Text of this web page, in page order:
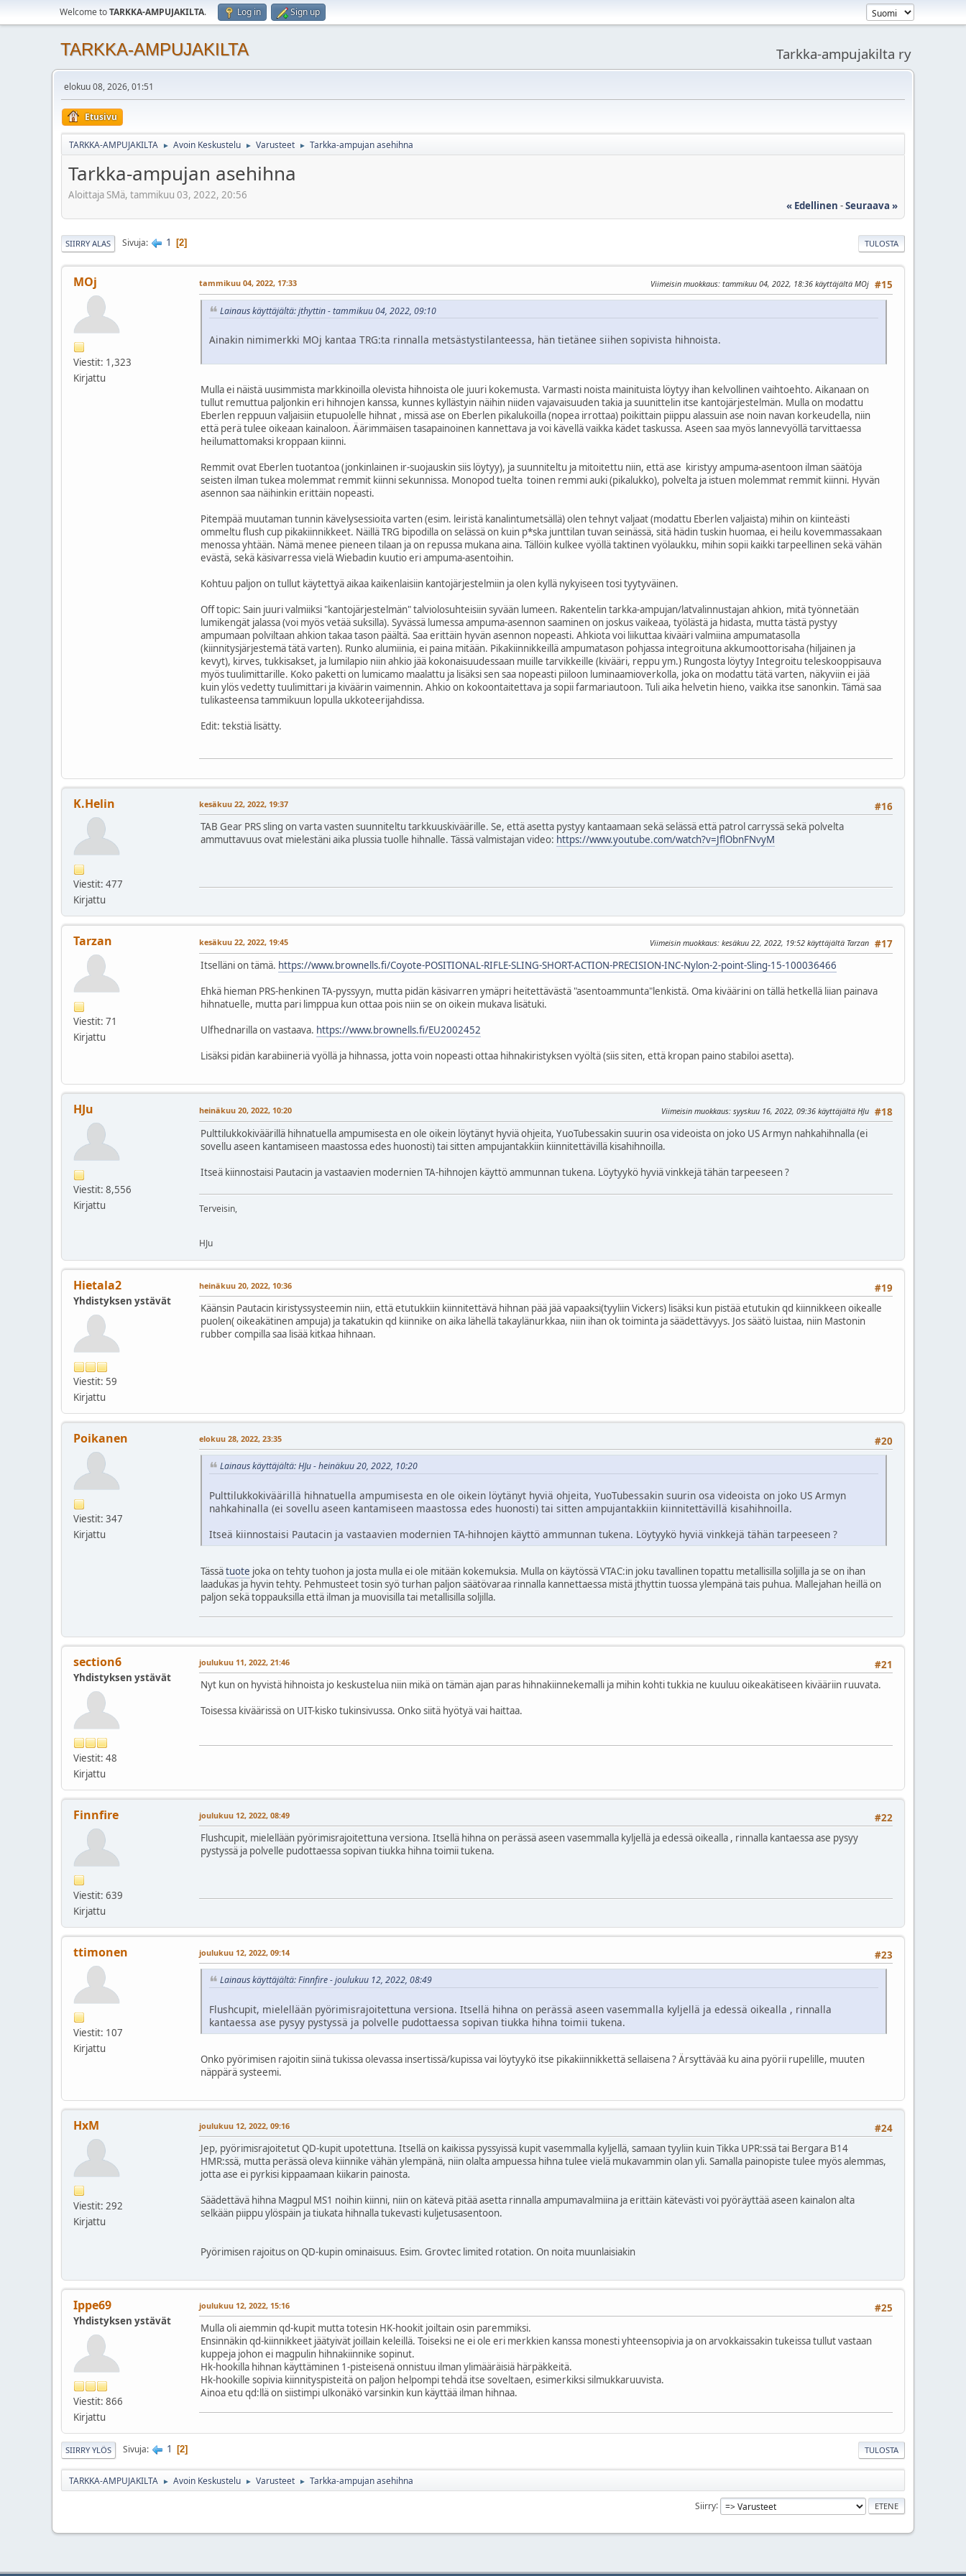
Welcome toTARKKA-AMPUJAKILTA. Log in Sign up
TARKKA-AMPUJAKILTA Tarkka-ampujakilta ry
elokuu 08, 2026, 01:51
Etusivu
TARKKA-AMPUJAKILTA ► Avoin Keskustelu ► Varusteet ► Tarkka-ampujan asehihna
Tarkka-ampujan asehihna
Aloittaja SMä, tammikuu 03, 2022, 20:56
« Edellinen -Seuraava »
TULOSTA
SIIRRY ALAS Sivuja 1 2
MOj
Viestit: 1,323
Kirjattu
#15
tammikuu 04, 2022, 17:33 Viimeisin muokkaus: tammikuu 04, 2022, 18:36 käyttäjältä MOj
Lainaus käyttäjältä: jthyttin - tammikuu 04, 2022, 09:10
Ainakin nimimerkki MOj kantaa TRG:ta rinnalla metsästystilanteessa, hän tietänee siihen sopivista hihnoista.
Mulla ei näistä uusimmista markkinoilla olevista hihnoista ole juuri kokemusta. Varmasti noista mainituista löytyy ihan kelvollinen vaihtoehto. Aikanaan on
tullut remuttua paljonkin eri hihnojen kanssa, kunnes kyllästyin näihin niiden vajavaisuuden takia ja suunittelin itse kantojärjestelmän. Mulla on modattu
Eberlen reppuun valjaisiin etupuolelle hihnat , missä ase on Eberlen pikalukoilla (nopea irrottaa) poikittain piippu alassuin ase noin navan korkeudella, niin
että perä tulee oikeaan kainaloon. Äärimmäisen tasapainoinen kannettava ja voi kävellä vaikka kädet taskussa. Aseen saa myös lannevyöllä tarvittaessa
heilumattomaksi kroppaan kiinni.
Remmit ovat Eberlen tuotantoa (jonkinlainen ir-suojauskin siis löytyy), ja suunniteltu ja mitoitettu niin, että ase kiristyy ampuma-asentoon ilman säätöja
seisten ilman tukea molemmat remmit kiinni sekunnissa. Monopod tuelta toinen remmi auki (pikalukko), polvelta ja istuen molemmat remmit kiinni. Hyvän
asennon saa näihinkin erittäin nopeasti.
Pitempää muutaman tunnin kävelysessioita varten (esim. leiristä kanalintumetsällä) olen tehnyt valjaat (modattu Eberlen valjaista) mihin on kiinteästi
ommeltu flush cup pikakiinnikkeet. Näillä TRG bipodilla on selässä on kuin p*ska junttilan tuvan seinässä, sitä hädin tuskin huomaa, ei heilu kovemmassakaan
menossa yhtään. Nämä menee pieneen tilaan ja on repussa mukana aina. Tällöin kulkee vyöllä taktinen vyölaukku, mihin sopii kaikki tarpeellinen sekä vähän
evästä, sekä käsivarressa vielä Wiebadin kuutio eri ampuma-asentoihin.
Kohtuu paljon on tullut käytettyä aikaa kaikenlaisiin kantojärjestelmiin ja olen kyllä nykyiseen tosi tyytyväinen.
Off topic: Sain juuri valmiiksi "kantojärjestelmän" talviolosuhteisiin syvään lumeen. Rakentelin tarkka-ampujan/latvalinnustajan ahkion, mitä työnnetään
lumikengät jalassa (voi myös vetää suksilla). Syvässä lumessa ampuma-asennon saaminen on joskus vaikeaa, työlästä ja hidasta, mutta tästä pystyy
ampumaan polviltaan ahkion takaa tason päältä. Saa erittäin hyvän asennon nopeasti. Ahkiota voi liikuttaa kivääri valmiina ampumatasolla
(kiinnitysjärjestemä tätä varten). Runko alumiinia, ei paina mitään. Pikakiinnikkeillä ampumatason pohjassa integroituna akkumoottorisaha (hiljainen ja
kevyt), kirves, tukkisakset, ja lumilapio niin ahkio jää kokonaisuudessaan muille tarvikkeille (kivääri, reppu ym.) Rungosta löytyy Integroitu teleskooppisauva
myös tuulimittarille. Koko paketti on lumicamo maalattu ja lisäksi sen saa nopeasti piiloon luminaamioverkolla, joka on modattu tätä varten, näkyviin ei jää
kuin ylös vedetty tuulimittari ja kiväärin vaimennin. Ahkio on kokoontaitettava ja sopii farmariautoon. Tuli aika helvetin hieno, vaikka itse sanonkin. Tämä saa
tulikasteensa tammikuun lopulla ukkoteerijahdissa.
Edit: tekstiä lisätty.
K.Helin
Viestit: 477
Kirjattu
#16
kesäkuu 22, 2022, 19:37
TAB Gear PRS sling on varta vasten suunniteltu tarkkuuskiväärille. Se, että asetta pystyy kantaamaan sekä selässä että patrol carryssä sekä polvelta
ammuttavuus ovat mielestäni aika plussia tuolle hihnalle. Tässä valmistajan video: https://www.youtube.com/watch?v=JflObnFNvyM
Tarzan
Viestit: 71
Kirjattu
#17
kesäkuu 22, 2022, 19:45 Viimeisin muokkaus: kesäkuu 22, 2022, 19:52 käyttäjältä Tarzan
Itselläni on tämä. https://www.brownells.fi/Coyote-POSITIONAL-RIFLE-SLING-SHORT-ACTION-PRECISION-INC-Nylon-2-point-Sling-15-100036466
Ehkä hieman PRS-henkinen TA-pyssyyn, mutta pidän käsivarren ymäpri heitettävästä "asentoammunta"lenkistä. Oma kiväärini on tällä hetkellä liian painava
hihnatuelle, mutta pari limppua kun ottaa pois niin se on oikein mukava lisätuki.
Ulfhednarilla on vastaava. https://www.brownells.fi/EU2002452
Lisäksi pidän karabiineriä vyöllä ja hihnassa, jotta voin nopeasti ottaa hihnakiristyksen vyöltä (siis siten, että kropan paino stabiloi asetta).
HJu
Viestit: 8,556
Kirjattu
#18
heinäkuu 20, 2022, 10:20 Viimeisin muokkaus: syyskuu 16, 2022, 09:36 käyttäjältä HJu
Pulttilukkokiväärillä hihnatuella ampumisesta en ole oikein löytänyt hyviä ohjeita, YuoTubessakin suurin osa videoista on joko US Armyn nahkahihnalla (ei
sovellu aseen kantamiseen maastossa edes huonosti) tai sitten ampujantakkiin kiinnitettävillä kisahihnoilla.
Itseä kiinnostaisi Pautacin ja vastaavien modernien TA-hihnojen käyttö ammunnan tukena. Löytyykö hyviä vinkkejä tähän tarpeeseen ?
Terveisin,
HJu
Hietala2
Yhdistyksen ystävät
Viestit: 59
Kirjattu
#19
heinäkuu 20, 2022, 10:36
Käänsin Pautacin kiristyssysteemin niin, että etutukkiin kiinnitettävä hihnan pää jää vapaaksi(tyyliin Vickers) lisäksi kun pistää etutukin qd kiinnikkeen oikealle
puolen( oikeakätinen ampuja) ja takatukin qd kiinnike on aika lähellä takaylänurkkaa, niin ihan ok toiminta ja säädettävyys. Jos säätö luistaa, niin Mastonin
rubber compilla saa lisää kitkaa hihnaan.
Poikanen
Viestit: 347
Kirjattu
#20
elokuu 28, 2022, 23:35
Lainaus käyttäjältä: HJu - heinäkuu 20, 2022, 10:20
Pulttilukkokiväärillä hihnatuella ampumisesta en ole oikein löytänyt hyviä ohjeita, YuoTubessakin suurin osa videoista on joko US Armyn
nahkahinalla (ei sovellu aseen kantamiseen maastossa edes huonosti) tai sitten ampujantakkiin kiinnitettävillä kisahihnoilla.
Itseä kiinnostaisi Pautacin ja vastaavien modernien TA-hihnojen käyttö ammunnan tukena. Löytyykö hyviä vinkkejä tähän tarpeeseen ?
Tässätuote joka on tehty tuohon ja josta mulla ei ole mitään kokemuksia. Mulla on käytössä VTAC:in joku tavallinen topattu metallisilla soljilla ja se on ihan
laadukas ja hyvin tehty. Pehmusteet tosin syö turhan paljon säätövaraa rinnalla kannettaessa mistä jthyttin tuossa ylempänä tais puhua. Mallejahan heillä on
paljon sekä toppauksilla että ilman ja muovisilla tai metallisilla soljilla.
section6
Yhdistyksen ystävät
Viestit: 48
Kirjattu
#21
joulukuu 11, 2022, 21:46
Nyt kun on hyvistä hihnoista jo keskustelua niin mikä on tämän ajan paras hihnakiinnekemalli ja mihin kohti tukkia ne kuuluu oikeakätiseen kivääriin ruuvata.
Toisessa kiväärissä on UIT-kisko tukinsivussa. Onko siitä hyötyä vai haittaa.
Finnfire
Viestit: 639
Kirjattu
#22
joulukuu 12, 2022, 08:49
Flushcupit, mielellään pyörimisrajoitettuna versiona. Itsellä hihna on perässä aseen vasemmalla kyljellä ja edessä oikealla , rinnalla kantaessa ase pysyy
pystyssä ja polvelle pudottaessa sopivan tiukka hihna toimii tukena.
ttimonen
Viestit: 107
Kirjattu
#23
joulukuu 12, 2022, 09:14
Lainaus käyttäjältä: Finnfire - joulukuu 12, 2022, 08:49
Flushcupit, mielellään pyörimisrajoitettuna versiona. Itsellä hihna on perässä aseen vasemmalla kyljellä ja edessä oikealla , rinnalla
kantaessa ase pysyy pystyssä ja polvelle pudottaessa sopivan tiukka hihna toimii tukena.
Onko pyörimisen rajoitin siinä tukissa olevassa insertissä/kupissa vai löytyykö itse pikakiinnikkettä sellaisena ? Ärsyttävää ku aina pyörii rupelille, muuten
näppärä systeemi.
HxM
Viestit: 292
Kirjattu
#24
joulukuu 12, 2022, 09:16
Jep, pyörimisrajoitetut QD-kupit upotettuna. Itsellä on kaikissa pyssyissä kupit vasemmalla kyljellä, samaan tyyliin kuin Tikka UPR:ssä tai Bergara B14
HMR:ssä, mutta perässä oleva kiinnike vähän ylempänä, niin olalta ampuessa hihna tulee vielä mukavammin olan yli. Samalla painopiste tulee myös alemmas,
jotta ase ei pyrkisi kippaamaan kiikarin painosta.
Säädettävä hihna Magpul MS1 noihin kiinni, niin on kätevä pitää asetta rinnalla ampumavalmiina ja erittäin kätevästi voi pyöräyttää aseen kainalon alta
selkään piippu ylöspäin ja tiukata hihnalla tukevasti kuljetusasentoon.
Pyörimisen rajoitus on QD-kupin ominaisuus. Esim. Grovtec limited rotation. On noita muunlaisiakin
Ippe69
Yhdistyksen ystävät
Viestit: 866
Kirjattu
#25
joulukuu 12, 2022, 15:16
Mulla oli aiemmin qd-kupit mutta totesin HK-hookit joiltain osin paremmiksi.
Ensinnäkin qd-kiinnikkeet jäätyivät joillain keleillä. Toiseksi ne ei ole eri merkkien kanssa monesti yhteensopivia ja on arvokkaissakin tukeissa tullut vastaan
kuppeja johon ei magpulin hihnakiinnike sopinut.
Hk-hookilla hihnan käyttäminen 1-pisteisenä onnistuu ilman ylimääräisiä härpäkkeitä.
Hk-hookille sopivia kiinnityspisteitä on paljon helpompi tehdä itse soveltaen, esimerkiksi silmukkaruuvista.
Ainoa etu qd:llä on siistimpi ulkonäkö varsinkin kun käyttää ilman hihnaa.
TULOSTA
SIIRRY YLÖS Sivuja 1 2
TARKKA-AMPUJAKILTA ► Avoin Keskustelu ► Varusteet ► Tarkka-ampujan asehihna
Siirry